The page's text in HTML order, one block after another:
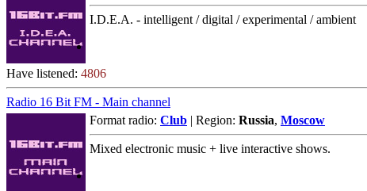
I.D.E.A. - intelligent / digital / experimental / ambient
Have listened: 4806
Radio 16 Bit FM - Main channel
Format radio: Club | Region: Russia, Moscow
Mixed electronic music + live interactive shows.